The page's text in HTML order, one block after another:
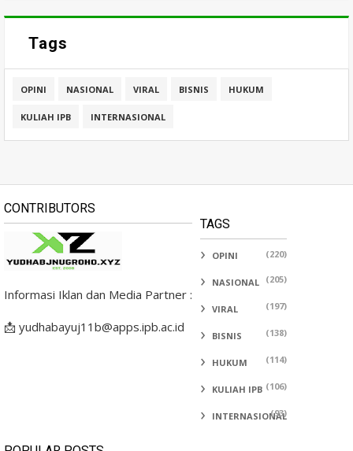
Tags
OPINI NASIONAL VIRAL BISNIS HUKUM
KULIAH IPB INTERNASIONAL
CONTRIBUTORS
Informasi Iklan dan Media Partner :
📩 yudhabayuj11b@apps.ipb.ac.id
TAGS
OPINI (220)
NASIONAL (205)
VIRAL (197)
BISNIS (138)
HUKUM (114)
KULIAH IPB (106)
INTERNASIONAL
(93)